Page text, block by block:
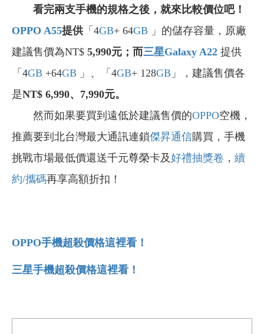
看完兩支手機的規格之後，就來比較價位吧！
OPPO A55提供 「4GB+ 64GB 」的儲存容量， 原廠
建議售價為NT$ 5,990元；而三星Galaxy A22 提供
「4GB +64GB 」、 「4GB+ 128GB 」 ， 建議售價各
是NT$ 6,990、 7,990元。
然而如果要買到遠低於建議售價的OPPO空機，
推薦要到北台灣最大通訊連鎖傑昇通信購買，手機
挑戰市場最低價還送千元尊榮卡及好禮抽獎卷 ， 續
約/攜碼再享高額折扣！
OPPO手機超殺價格這裡看！
三星手機超殺價格這裡看！